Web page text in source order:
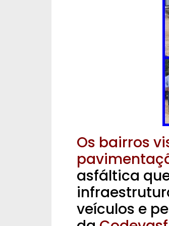
Os bairros
asfáltica
veículos e